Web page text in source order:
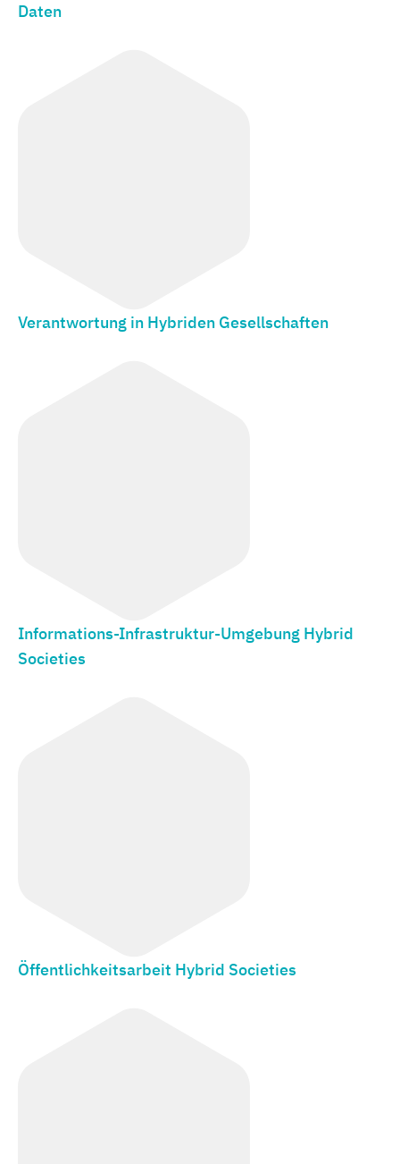
Daten
Verantwortung in Hybriden Gesellschaften
Informations-Infrastruktur-Umgebung Hybrid
Societies
Öffentlichkeitsarbeit Hybrid Societies